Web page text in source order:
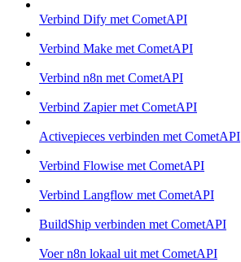
Verbind Dify met CometAPI
Verbind Make met CometAPI
Verbind n8n met CometAPI
Verbind Zapier met CometAPI
Activepieces verbinden met CometAPI
Verbind Flowise met CometAPI
Verbind Langflow met CometAPI
BuildShip verbinden met CometAPI
Voer n8n lokaal uit met CometAPI